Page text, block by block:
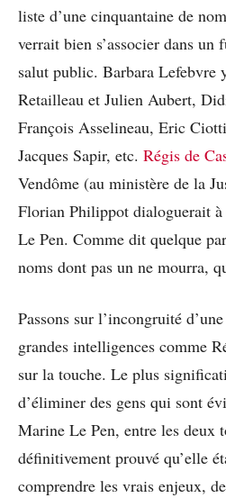
liste d’une cinquantaine de
verrait bien s’associer dans un
salut public. Barbara Lefebvre
Retailleau et Julien Aubert,
François Asselineau, Eric
Jacques Sapir, etc. Régis de
Vendôme (au ministère de la
Florian Philippot dialoguerait à
Le Pen. Comme dit quelque
noms dont pas un ne mourra,
Passons sur l’incongruité
grandes intelligences comme
sur la touche. Le plus
d’éliminer des gens qui sont
Marine Le Pen, entre les deux
définitivement prouvé qu’elle
comprendre les vrais enjeux,